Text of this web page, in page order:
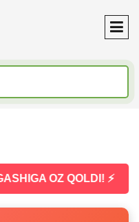
OZ QOLDI! ⚡